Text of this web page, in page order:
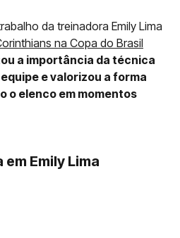
da treinadora Emily Lima
na Copa do Brasil
a importância da técnica
e valorizou a forma
o elenco em momentos
Emily Lima